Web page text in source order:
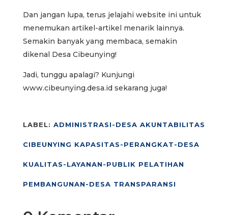
Dan jangan lupa, terus jelajahi website ini untuk
menemukan artikel-artikel menarik lainnya.
Semakin banyak yang membaca, semakin
dikenal Desa Cibeunying!
Jadi, tunggu apalagi? Kunjungi
www.cibeunying.desa.id sekarang juga!
LABEL: ADMINISTRASI-DESA AKUNTABILITAS
CIBEUNYING KAPASITAS-PERANGKAT-DESA
KUALITAS-LAYANAN-PUBLIK PELATIHAN
PEMBANGUNAN-DESA TRANSPARANSI